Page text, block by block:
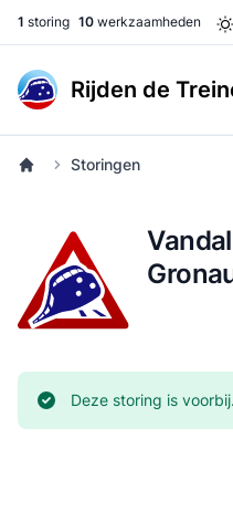
1 storing 10 werkzaamheden
Rijden de
Storingen
Huidige status:
Deze storing is voorbij.